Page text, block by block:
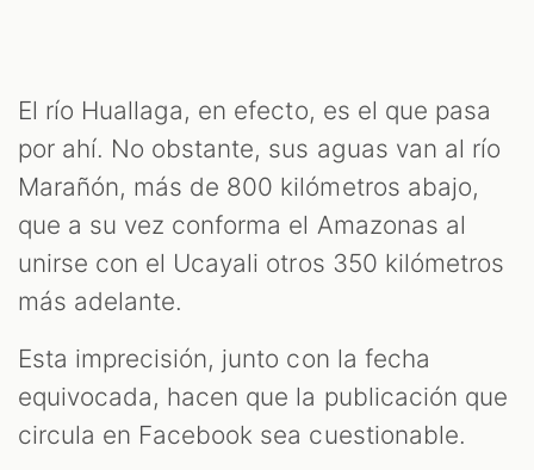
El río Huallaga, en efecto, es el que pasa
por ahí. No obstante, sus aguas van al río
Marañón, más de 800 kilómetros abajo,
que a su vez conforma el Amazonas al
unirse con el Ucayali otros 350 kilómetros
más adelante.
Esta imprecisión, junto con la fecha
equivocada, hacen que la publicación que
circula en Facebook sea cuestionable.